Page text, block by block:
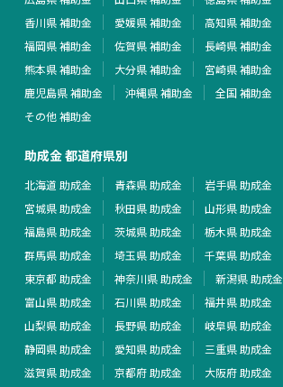
香川県 補助金
愛媛県 補助金
高知県 補助金
福岡県 補助金
佐賀県 補助金
長崎県 補助金
熊本県 補助金
大分県 補助金
宮崎県 補助金
鹿児島県 補助金
沖縄県 補助金
全国 補助金
その他 補助金
助成金 都道府県別
北海道 助成金 青森県 助成金
岩手県 助成金
宮城県 助成金
秋田県 助成金
山形県 助成金
福島県 助成金
茨城県 助成金
栃木県 助成金
群馬県 助成金
埼玉県 助成金
千葉県 助成金
東京都 助成金
神奈川県 助成金
新潟県 助成金
富山県 助成金
石川県 助成金
福井県 助成金
山梨県 助成金
長野県 助成金
岐阜県 助成金
静岡県 助成金
愛知県 助成金
三重県 助成金
滋賀県 助成金
京都府 助成金
大阪府 助成金